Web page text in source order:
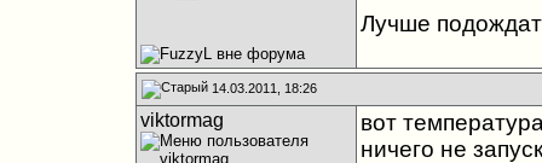
Лучше
14.03.2011, 18:26
viktormag
вот
ничего не